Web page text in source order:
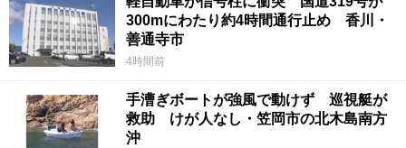
300mにわたり約4時間通行止め 香川・
善通寺市
4時間前
手漕ぎボートが強風で動けず 巡視艇が
救助 けが人なし・笠岡市の北木島南方
沖